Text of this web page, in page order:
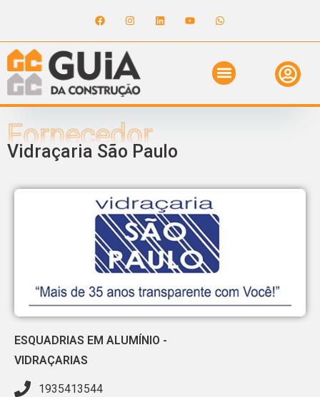
Fornecedor
Vidraçaria São Paulo
ESQUADRIAS EM ALUMÍNIO -
VIDRAÇARIAS
1935413544